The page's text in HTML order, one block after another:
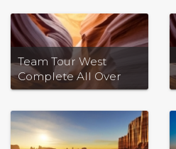
Team Tour West
Complete All Over